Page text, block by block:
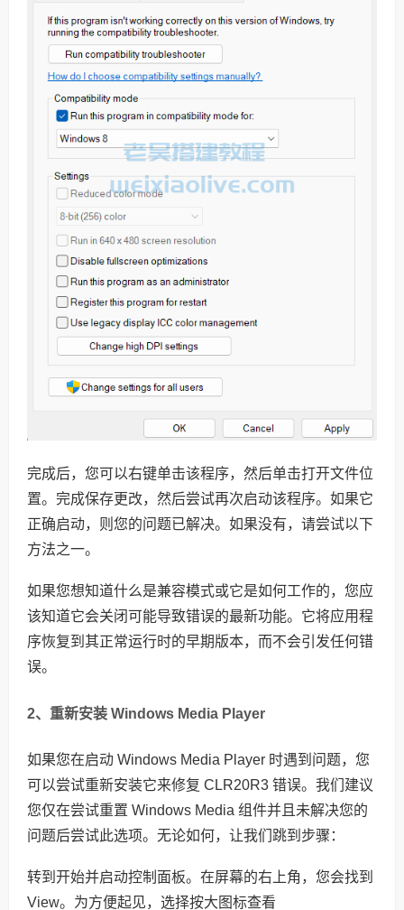
完成后，您可以右键单击该程序，然后单击打开文件位
置。完成保存更改，然后尝试再次启动该程序。如果它
正确启动，则您的问题已解决。如果没有，请尝试以下
方法之一。
如果您想知道什么是兼容模式或它是如何工作的，您应
该知道它会关闭可能导致错误的最新功能。它将应用程
序恢复到其正常运行时的早期版本，而不会引发任何错
误。
2、重新安装 Windows Media Player
如果您在启动 Windows Media Player 时遇到问题，您
可以尝试重新安装它来修复 CLR20R3 错误。我们建议
您仅在尝试重置 Windows Media 组件并且未解决您的
问题后尝试此选项。无论如何，让我们跳到步骤：
转到开始并启动控制面板。在屏幕的右上角，您会找到
View。为方便起见，选择按大图标查看